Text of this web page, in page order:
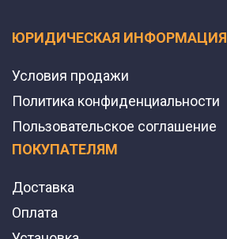
ЮРИДИЧЕСКАЯ ИНФОРМАЦИЯ
Условия продажи
Политика конфиденциальности
Пользовательское соглашение
ПОКУПАТЕЛЯМ
Доставка
Оплата